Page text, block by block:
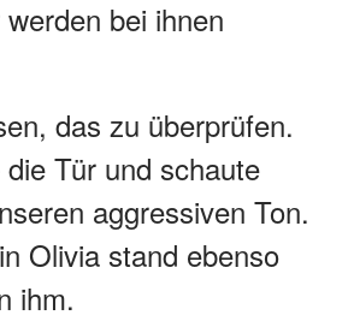
bei ihnen
das zu überprüfen.
Tür und schaute
aggressiven Ton.
Olivia stand ebenso
ihm.